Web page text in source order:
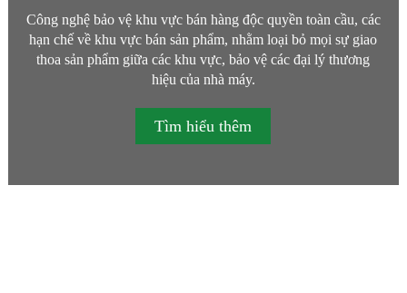
Công nghệ bảo vệ khu vực bán hàng độc quyền toàn cầu, các
hạn chế về khu vực bán sản phẩm, nhằm loại bỏ mọi sự giao
thoa sản phẩm giữa các khu vực, bảo vệ các đại lý thương
hiệu của nhà máy.
Tìm hiểu thêm